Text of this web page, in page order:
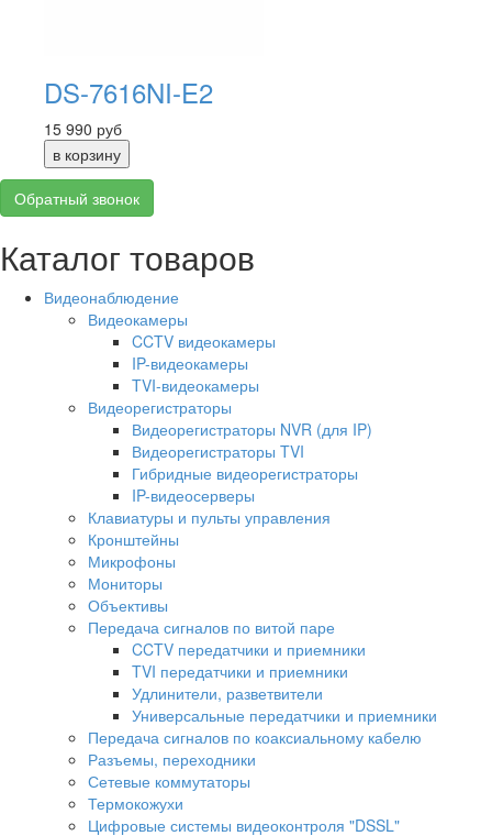
DS-7616NI-E2
15 990 руб
Обратный звонок
Каталог товаров
Видеонаблюдение
Видеокамеры
CCTV видеокамеры
IP-видеокамеры
TVI-видеокамеры
Видеорегистраторы
Видеорегистраторы NVR (для IP)
Видеорегистраторы TVI
Гибридные видеорегистраторы
IP-видеосерверы
Клавиатуры и пульты управления
Кронштейны
Микрофоны
Мониторы
Объективы
Передача сигналов по витой паре
CCTV передатчики и приемники
TVI передатчики и приемники
Удлинители, разветвители
Универсальные передатчики и приемники
Передача сигналов по коаксиальному кабелю
Разъемы, переходники
Сетевые коммутаторы
Термокожухи
Цифровые системы видеоконтроля "DSSL"